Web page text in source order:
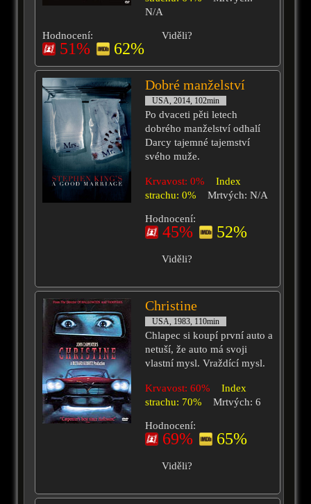
N/A
Hodnocení:
51% 62%
Viděli?
Dobré manželství
USA, 2014, 102min
Po dvaceti pěti letech
dobrého manželství odhalí
Darcy tajemné tajemství
svého muže.
Krvavost: 0%
Index
strachu: 0%
Mrtvých: N/A
Hodnocení:
45% 52%
Viděli?
Christine
USA, 1983, 110min
Chlapec si koupí první auto a
netuší, že auto má svoji
vlastní mysl. Vraždící mysl.
Krvavost: 60%
Index
strachu: 70%
Mrtvých: 6
Hodnocení:
69% 65%
Viděli?